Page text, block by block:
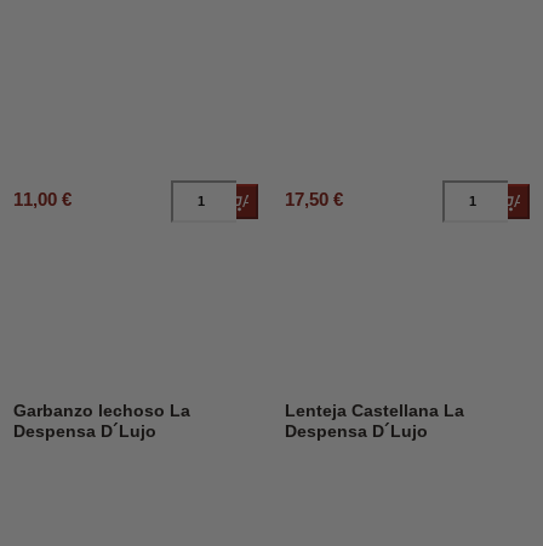
11,00 € Añadir al carrito
17,50 €
Garbanzo lechoso La
Despensa D´Lujo
Lenteja Castellana La
Despensa D´Lujo